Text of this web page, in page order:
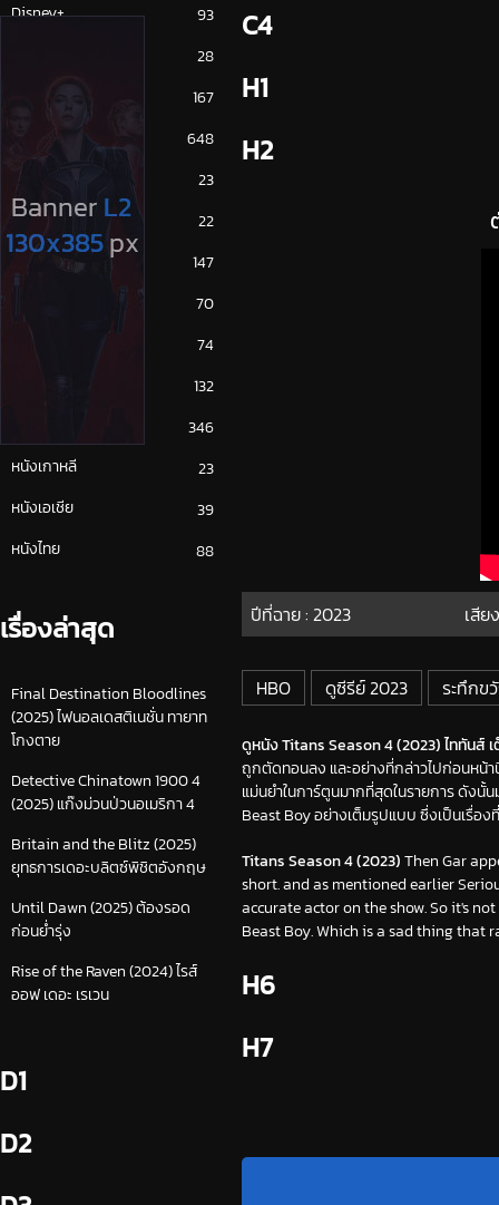
Disney+
93
28
167
NETFLIX
648
23
ซีรีย์ญี่ปุ่น
22
ซีรีย์ฝรั่ง
147
70
74
132
346
หนังเกาหลี
23
หนังเอเชีย
39
หนังไทย
88
เรื่องล่าสุด
Final Destination Bloodlines
(2025) ไฟนอลเดสติเนชั่น ทายาท
โกงตาย
Detective Chinatown 1900 4
(2025) แก๊งม่วนป่วนอเมริกา 4
Britain and the Blitz (2025)
ยุทธการเดอะบลิตซ์พิชิตอังกฤษ
Until Dawn (2025) ต้องรอด
ก่อนย่ำรุ่ง
Rise of the Raven (2024) ไรส์
ออฟ เดอะ เรเวน
D1
D2
C4
H1
H2
ปีที่ฉาย : 2023 เสีย
HBO ดูซีรีย์ 2023 ระทึกข
ดูหนัง Titans Season 4 (2023) ไททันส์ เ
ถูกตัดทอนลง และอย่างที่กล่าวไปก่อนหน้
แม่นยำในการ์ตูนมากที่สุดในรายการ ดังนั้
Beast Boy อย่างเต็มรูปแบบ ซึ่งเป็นเรื่อง
Titans Season 4 (2023)Then Gar
short. and as mentioned earlier
accurate actor on the show. So it's
Beast Boy. Which is a sad thing that
H6
H7